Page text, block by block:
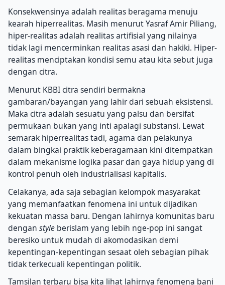
Konsekwensinya adalah realitas beragama menuju
kearah hiperrealitas. Masih menurut Yasraf Amir Piliang,
hiper-realitas adalah realitas artifisial yang nilainya
tidak lagi mencerminkan realitas asasi dan hakiki. Hiper-
realitas menciptakan kondisi semu atau kita sebut juga
dengan citra.
Menurut KBBI citra sendiri bermakna
gambaran/bayangan yang lahir dari sebuah eksistensi.
Maka citra adalah sesuatu yang palsu dan bersifat
permukaan bukan yang inti apalagi substansi. Lewat
semarak hiperrealitas tadi, agama dan pelakunya
dalam bingkai praktik keberagamaan kini ditempatkan
dalam mekanisme logika pasar dan gaya hidup yang di
kontrol penuh oleh industrialisasi kapitalis.
Celakanya, ada saja sebagian kelompok masyarakat
yang memanfaatkan fenomena ini untuk dijadikan
kekuatan massa baru. Dengan lahirnya komunitas baru
dengan style berislam yang lebih nge-pop ini sangat
beresiko untuk mudah di akomodasikan demi
kepentingan-kepentingan sesaat oleh sebagian pihak
tidak terkecuali kepentingan politik.
Tamsilan terbaru bisa kita lihat lahirnya fenomena bani